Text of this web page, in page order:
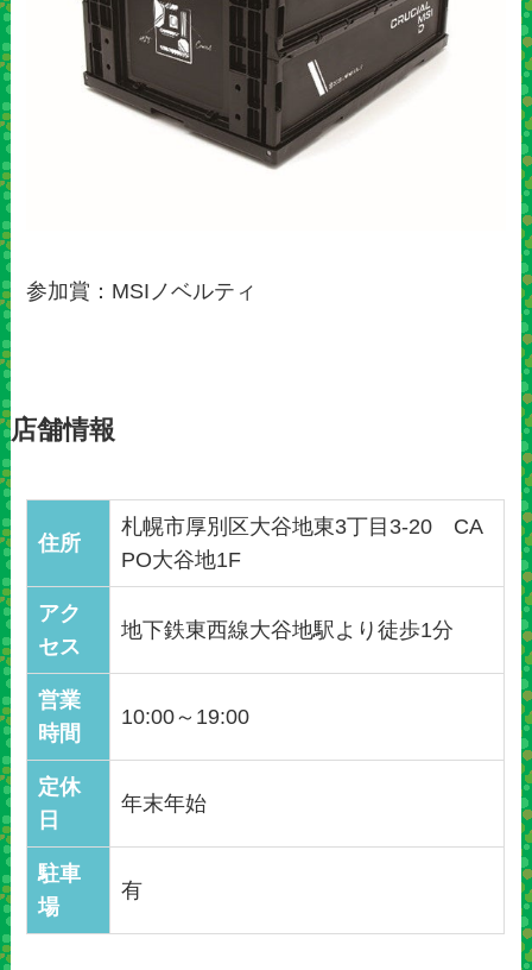
参加賞：MSIノベルティ
店舗情報
住所
札幌市厚別区大谷地東3丁目3-20 CA
PO大谷地1F
アク
セス
地下鉄東西線大谷地駅より徒歩1分
営業
時間
10:00～19:00
定休
日
年末年始
駐車
場
有